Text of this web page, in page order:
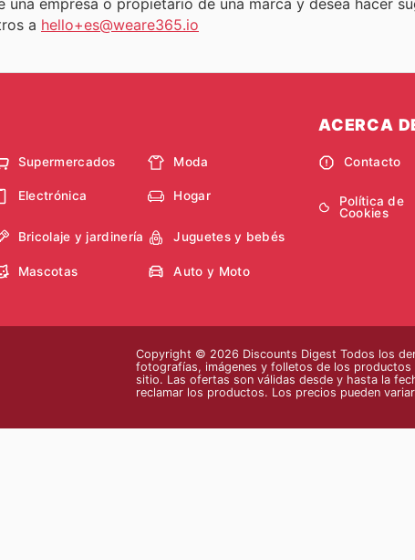
una empresa o propietario de una marca y desea hacer
a hello+es@weare365.io
Supermercados Moda
Electrónica Hogar
Bricolaje y jardinería Juguetes y bebés
Mascotas Auto y Moto
ACERCA
Contacto
Política de
Cookies
Copyright © 2026 Discounts Digest Todos los
fotografías, imágenes y folletos de los
sitio. Las ofertas son válidas desde y hasta la
reclamar los productos. Los precios pueden